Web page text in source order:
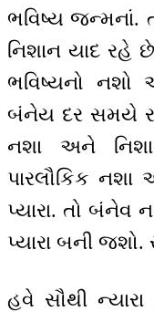
ભવિષ્ય જન્મનાં.
નિશાન યાદ રહે
ભવિષ્યનો
બંનેય દર સમયે
નશા અને
પારલૌકિક નશા
પ્યારા. તો બંનેવ
પ્યારા બની
હવે સૌથી